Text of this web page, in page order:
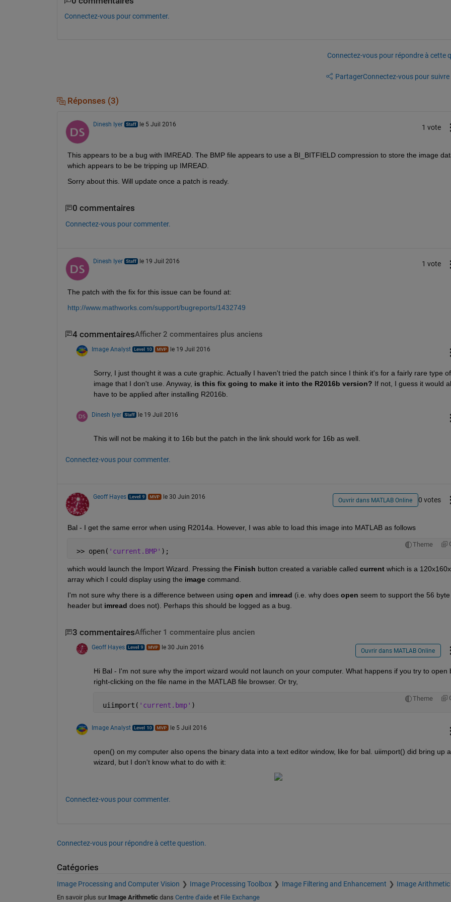
Connectez-vous pour commenter.
Connectez-vous pour répondre à cette
PartagerConnectez-vous pour suivre
Réponses (3)
Dinesh Iyer le 5 Juil 2016 1 vote
This appears to be a bug with IMREAD. The BMP file appears to use a BI_BITFIELD compression to store the image
which appears to be be tripping up IMREAD.
Sorry about this. Will update once a patch is ready.
0 commentaires
Connectez-vous pour commenter.
Dinesh Iyer le 19 Juil 2016 1 vote
The patch with the fix for this issue can be found at:
http://www.mathworks.com/support/bugreports/1432749
4 commentairesAfficher 2 commentaires plus anciens
Image Analyst le 19 Juil 2016
Sorry, I just thought it was a cute graphic. Actually I haven't tried the patch since I think it's for a fairly rare type of
image that I don't use. Anyway, is this fix going to make it into the R2016b version? If not, I guess it would
have to be applied after installing R2016b.
Dinesh Iyer le 19 Juil 2016
This will not be making it to 16b but the patch in the link should work for 16b as well.
Connectez-vous pour commenter.
Geoff Hayes le 30 Juin 2016 Ouvrir dans MATLAB Online 0 votes
Bal - I get the same error when using R2014a. However, I was able to load this image into MATLAB as follows
Theme
>> open( 'current.BMP' );
which would launch the Import Wizard. Pressing the Finish button created a variable called current which is a
array which I could display using the image command.
I'm not sure why there is a difference between using open and imread (i.e. why does open seem to support the 56 byte
header but imread does not). Perhaps this should be logged as a bug.
3 commentairesAfficher 1 commentaire plus ancien
Geoff Hayes le 30 Juin 2016 Ouvrir dans MATLAB Online
Hi Bal - I'm not sure why the import wizard would not launch on your computer. What happens if you try to open
right-clicking on the file name in the MATLAB file browser. Or try,
Theme
uiimport( 'current.bmp' )
Image Analyst le 5 Juil 2016
open() on my computer also opens the binary data into a text editor window, like for bal. uiimport() did bring up a
wizard, but I don't know what to do with it:
Connectez-vous pour commenter.
Connectez-vous pour répondre à cette question.
Catégories
Image Processing and Computer Vision Image Processing Toolbox Image Filtering and Enhancement Image Arithmetic
En savoir plus sur Image Arithmeticdans Centre d'aideet File Exchange